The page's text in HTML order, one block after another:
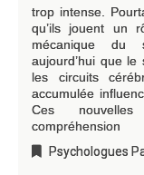
trop intense.
qu’ils jouent un
mécanique du
aujourd’hui que
les circuits
accumulée
Ces nouvelles
compréhension
Psychologues